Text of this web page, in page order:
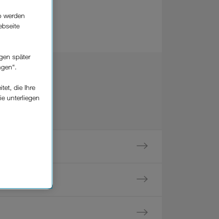
werden
später
die Ihre
unterliegen